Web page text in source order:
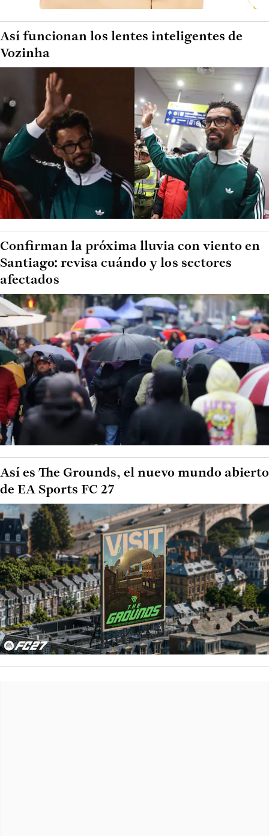
Así funcionan los lentes inteligentes de
Vozinha
Confirman la próxima lluvia con viento en
Santiago: revisa cuándo y los sectores
afectados
Así es The Grounds, el nuevo mundo abierto
de EA Sports FC 27